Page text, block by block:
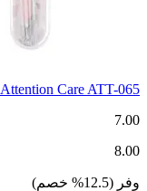
Attention Care ATT-065
7.00
8.00
وفر (
12.5
% خصم)